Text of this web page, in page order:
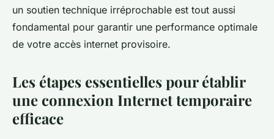
un soutien technique irréprochable est tout aussi
fondamental pour garantir une performance optimale
de votre accès internet provisoire.
Les étapes essentielles pour établir
une connexion Internet temporaire
efficace